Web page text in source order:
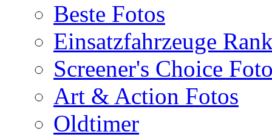
Beste Fotos
Einsatzfahrzeuge
Screener's Choice
Art & Action Fotos
Oldtimer